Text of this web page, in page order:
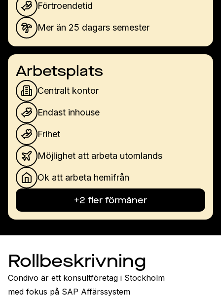
Förtroendetid
Mer än 25 dagars semester
Arbetsplats
Centralt kontor
Endast inhouse
Frihet
Möjlighet att arbeta utomlands
Ok att arbeta hemifrån
+2 fler förmåner
Rollbeskrivning
Condivo är ett konsultföretag i Stockholm
med fokus på SAP Affärssystem